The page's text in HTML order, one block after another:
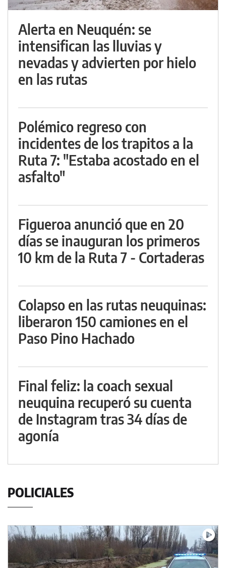
Alerta en Neuquén: se
intensifican las lluvias y
nevadas y advierten por hielo
en las rutas
Polémico regreso con
incidentes de los trapitos a la
Ruta 7: "Estaba acostado en el
asfalto"
Figueroa anunció que en 20
días se inauguran los primeros
10 km de la Ruta 7 - Cortaderas
Colapso en las rutas neuquinas:
liberaron 150 camiones en el
Paso Pino Hachado
Final feliz: la coach sexual
neuquina recuperó su cuenta
de Instagram tras 34 días de
agonía
POLICIALES